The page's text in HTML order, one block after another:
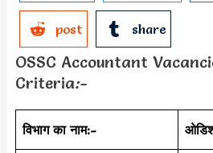
post share
OSSC Accountant
Criteria:-
विभाग का नाम:-